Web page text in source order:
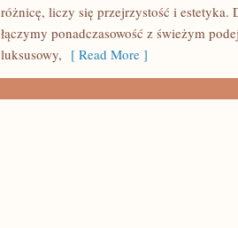
różnicę, liczy się przejrzystość i estetyka.
łączymy ponadczasowość z świeżym
luksusowy, [ Read More ]